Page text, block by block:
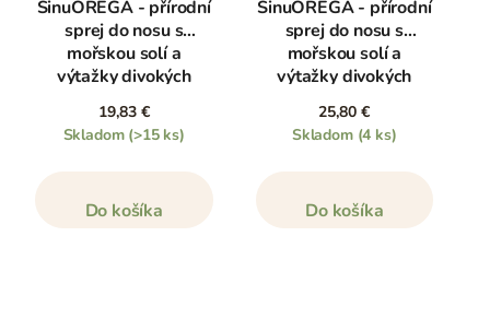
SinuOREGA - přírodní
sprej do nosu s
mořskou solí a
výtažky divokých
19,83 €
Skladom (>15 ks)
Do košíka
SinuOREGA - přírodní
sprej do nosu s
mořskou solí a
výtažky divokých
25,80 €
Skladom (4 ks)
Do košíka